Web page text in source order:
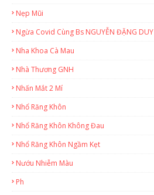
Nẹp Mũi
Ngừa Covid Cùng Bs NGUYỄN ĐẶNG DUY
Nha Khoa Cà Mau
Nhà Thương GNH
Nhấn Mắt 2 Mí
Nhổ Răng Khôn
Nhổ Răng Khôn Không Đau
Nhổ Răng Khôn Ngầm Kẹt
Nướu Nhiễm Màu
Ph